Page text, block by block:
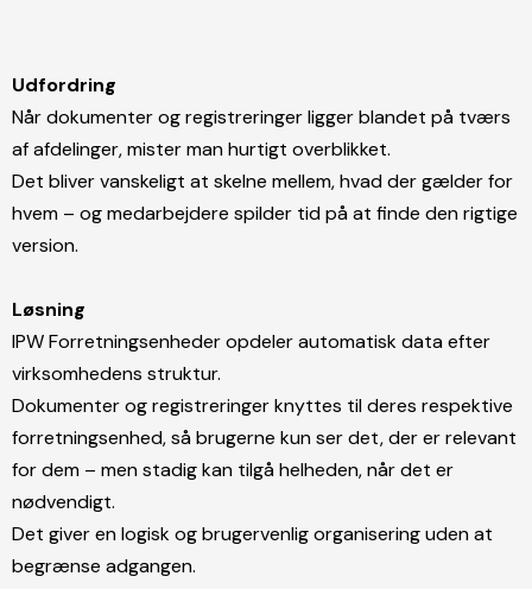
Udfordring
Når dokumenter og registreringer ligger blandet på tværs
af afdelinger, mister man hurtigt overblikket.
Det bliver vanskeligt at skelne mellem, hvad der gælder for
hvem – og medarbejdere spilder tid på at finde den rigtige
version.
Løsning
IPW Forretningsenheder opdeler automatisk data efter
virksomhedens struktur.
Dokumenter og registreringer knyttes til deres respektive
forretningsenhed, så brugerne kun ser det, der er relevant
for dem – men stadig kan tilgå helheden, når det er
nødvendigt.
Det giver en logisk og brugervenlig organisering uden at
begrænse adgangen.